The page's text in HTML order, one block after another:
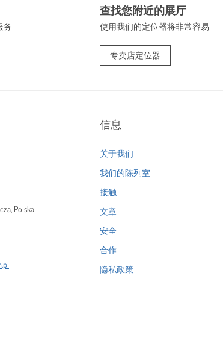
务
查找您附近的展厅
使用我们的定位器将非常容易
专卖店定位器
Polska
信息
关于我们
我们的陈列室
接触
文章
安全
合作
隐私政策